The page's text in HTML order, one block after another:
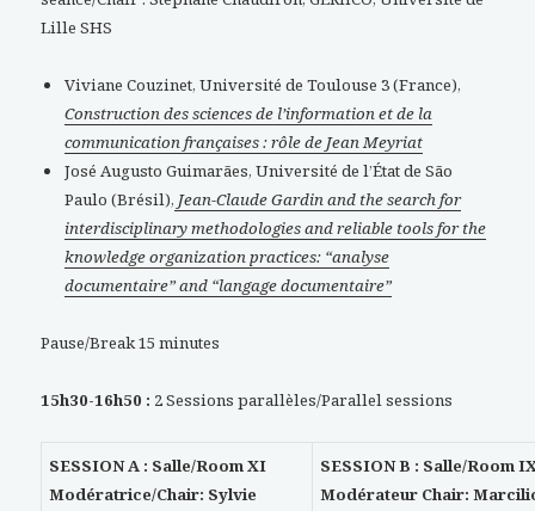
Lille SHS
Viviane Couzinet, Université de Toulouse 3 (France),
Construction des sciences de l’information et de la
communication françaises : rôle de Jean Meyriat
José Augusto Guimarães, Université de l’État de São
Paulo (Brésil), Jean-Claude Gardin and the search for
interdisciplinary methodologies and reliable tools for the
knowledge organization practices: “analyse
documentaire” and “langage documentaire”
Pause/Break 15 minutes
15h30-16h50 : 2 Sessions parallèles/Parallel sessions
SESSION A : Salle/Room XI
Modératrice/Chair: Sylvie
SESSION B : Salle/Room
Modérateur Chair: